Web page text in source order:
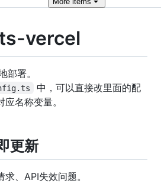
vercel
部署。
中，可以直接改里面的配
名称变量。
更新
、API失效问题。